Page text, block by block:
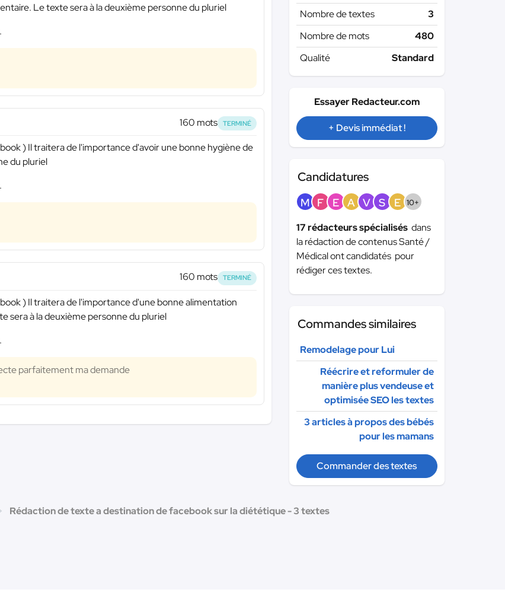
Le texte sera à la deuxième personne du pluriel
160 mots TERMINÉ
) Il traitera de l'importance d'avoir une bonne hygiène de
du pluriel
160 mots TERMINÉ
) Il traitera de l'importance d'une bonne alimentation
sera à la deuxième personne du pluriel
parfaitement ma demande
Nombre de textes
3
Nombre de mots
480
Qualité
Standard
Essayer Redacteur.com
+ Devis immédiat !
Candidatures
M F E A V S E 10+
17 rédacteurs spécialisés dans
la rédaction de contenus Santé /
Médical ont candidatés pour
rédiger ces textes.
Commandes similaires
Remodelage pour Lui
Réécrire et reformuler de
manière plus vendeuse et
optimisée SEO les textes
3 articles à propos des bébés
pour les mamans
Commander des textes
Rédaction de texte a destination de facebook sur la diététique - 3 textes